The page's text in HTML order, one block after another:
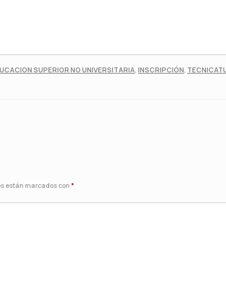
SUPERIOR NO UNIVERSITARIA INSCRIPCIÓN
están marcados con *